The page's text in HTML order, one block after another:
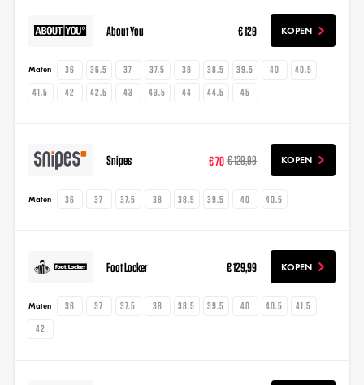
About You € 129 KOPEN
Maten 36 36.5 37 37.5 38 38.5 39.5 40
40.5
41.5
42 42.5 43 43.5 44 44.5 45
Snipes € 70 € 129,99 KOPEN
Maten 36 37 37.5 38 38.5 39.5 40 40.5
Foot Locker € 129,99 KOPEN
Maten 36 37 37.5 38 38.5 39.5 40 40.5
41.5
42